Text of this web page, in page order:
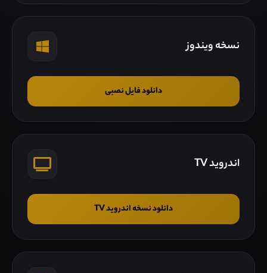
نسخه ویندوز
دانلود فایل نصبی
اندروید TV
دانلود نسخه اندروید TV